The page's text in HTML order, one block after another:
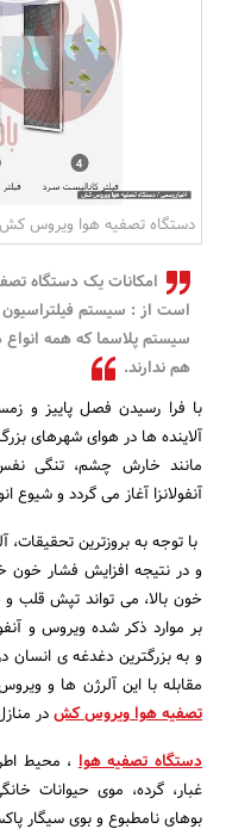
دستگاه تصفیه هوا ویروس کش
امکانات یک دستگاه
سیستم پلاسما که همه انواع
هم ندارند.
با فرا رسیدن فصل پاییز و
آلاینده ها در هوای شهرهای
مانند خارش چشم، تنگی
آنفولانزا آغاز می گردد و
با توجه به بروزترین
و در نتیجه افزایش فشار خون
خون بالا، می تواند تپش قلب
بر موارد ذکر شده ویروس و
و به بزرگترین دغدغه ی انسان
مقابله با این آلرژن ها و
تصفیه هوا ویروس کشدر
دستگاه تصفیه هوا، محیط
غبار، گرده، موی حیوانات
بوهای نامطبوع و بوی سیگار